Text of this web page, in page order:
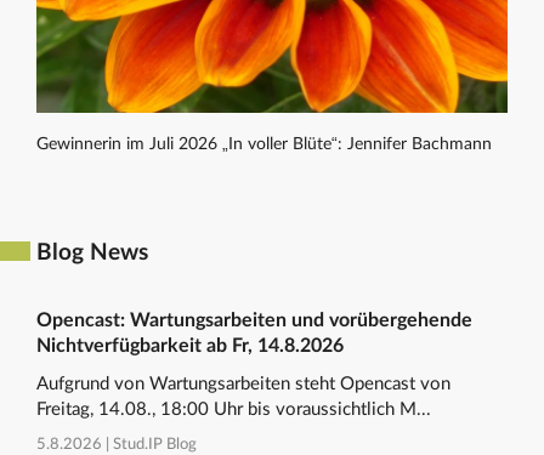
Gewinnerin im Juli 2026 „In voller Blüte“: Jennifer Bachmann
Blog News
Opencast: Wartungsarbeiten und vorübergehende
Nichtverfügbarkeit ab Fr, 14.8.2026
Aufgrund von Wartungsarbeiten steht Opencast von
Freitag, 14.08., 18:00 Uhr bis voraussichtlich M...
5.8.2026 | Stud.IP Blog